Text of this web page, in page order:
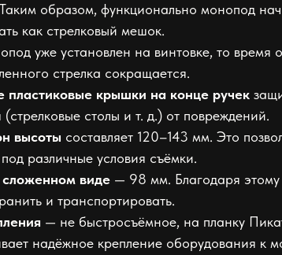
Таким образом, функционально монопод
как стрелковый мешок.
уже установлен на винтовке, то время
стрелка сокращается.
пластиковые крышки на конце ручек
(стрелковые столы и т. д.) от повреждений.
высоты составляет 120–143 мм. Это
различные условия съёмки.
виде — 98 мм. Благодаря
и транспортировать.
— не быстросъёмное, на планку
надёжное крепление оборудования к